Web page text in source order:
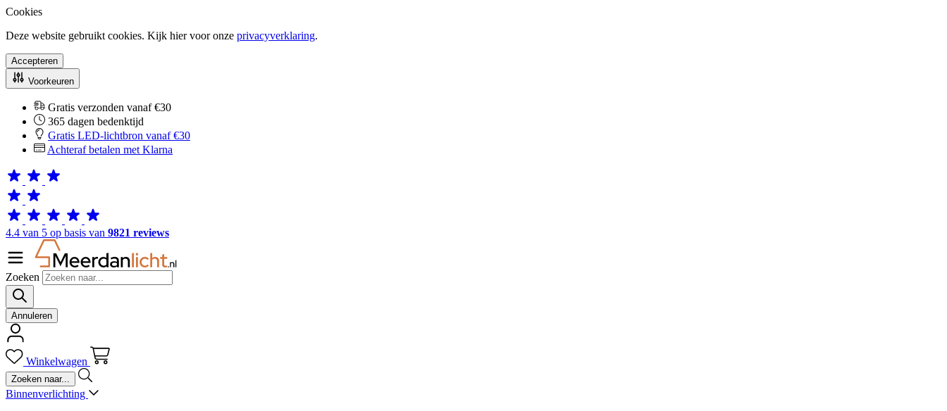
Cookies
Deze website gebruikt cookies. Kijk hier voor onze privacyverklaring.
Accepteren
Voorkeuren
Gratis verzonden vanaf €30
365 dagen bedenktijd
Gratis LED-lichtbron vanaf €30
Achteraf betalen met Klarna
4.4 van 5 op basis van 9821 reviews
Zoeken
Annuleren
Winkelwagen
Binnenverlichting